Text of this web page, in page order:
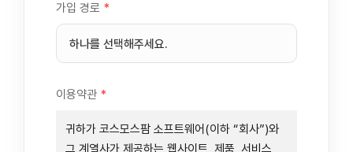
가입 경로 *
이용약관 *
귀하가 코스모스팜 소프트웨어(이하 “회사”)와
그 계열사가 제공하는 웹사이트, 제품, 서비스,